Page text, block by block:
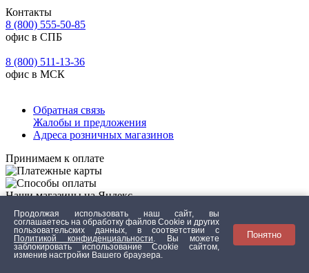
Контакты
8 (800) 555-50-85
офис в СПБ
8 (800) 511-13-36
офис в МСК
Обратная связь
Жалобы и предложения
Адреса розничных магазинов
Принимаем к оплате
Наши магазины на Яндекс
Карте
—оставьте отзыв
Кабинет
Забыли пароль
Продолжая использовать наш сайт, вы
соглашаетесь на обработку файлов Сookie и других
пользовательских данных, в соответствии с
Политикой конфиденциальности
. Вы можете
заблокировать использование Cookie сайтом,
изменив настройки Вашего браузера.
Понятно